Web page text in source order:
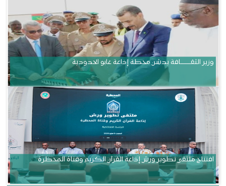
وزير الثقــــــــــافة يدشن محطة إذاعة غابو الحدودية
افتتاح ملتقى تطوير ورش إذاعة القرآن الكريم وقناة المحظرة